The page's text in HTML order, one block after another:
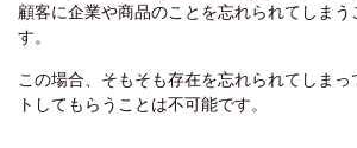
顧客に企業や商品のことを忘れられてしまう
す。
この場合、そもそも存在を忘れられてしま
トしてもらうことは不可能です。